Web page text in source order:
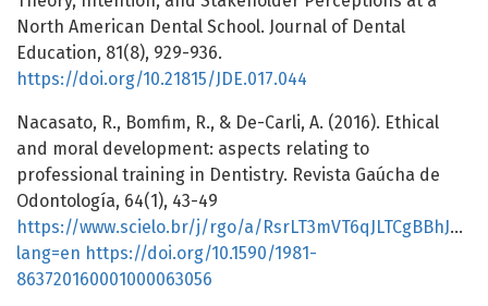
North American Dental School. Journal of Dental
Education, 81(8), 929-936.
https://doi.org/10.21815/JDE.017.044
Nacasato, R., Bomfim, R., & De-Carli, A. (2016). Ethical
and moral development: aspects relating to
professional training in Dentistry. Revista Gaúcha de
Odontología, 64(1), 43-49
https://www.scielo.br/j/rgo/a/RsrLT3mVT6qJLTCgBBhJVxt/
lang=en https://doi.org/10.1590/1981-
863720160001000063056